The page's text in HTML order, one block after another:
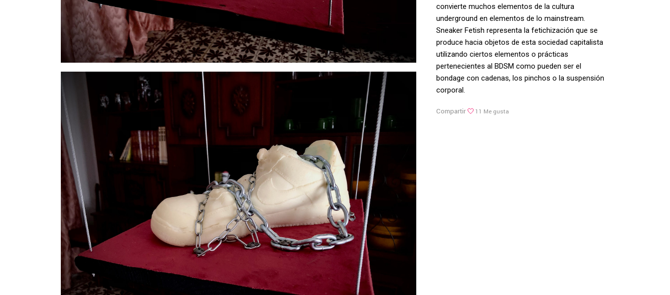
convierte muchos elementos de la cultura
underground en elementos de lo mainstream.
Sneaker Fetish representa la fetichización que se
produce hacia objetos de esta sociedad capitalista
utilizando ciertos elementos o prácticas
pertenecientes al BDSM como pueden ser el
bondage con cadenas, los pinchos o la suspensión
corporal.
Compartir 11 Me gusta